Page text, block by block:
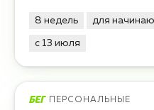
8 недель для
с 13 июля
ПЕРСОНАЛЬНЫЕ